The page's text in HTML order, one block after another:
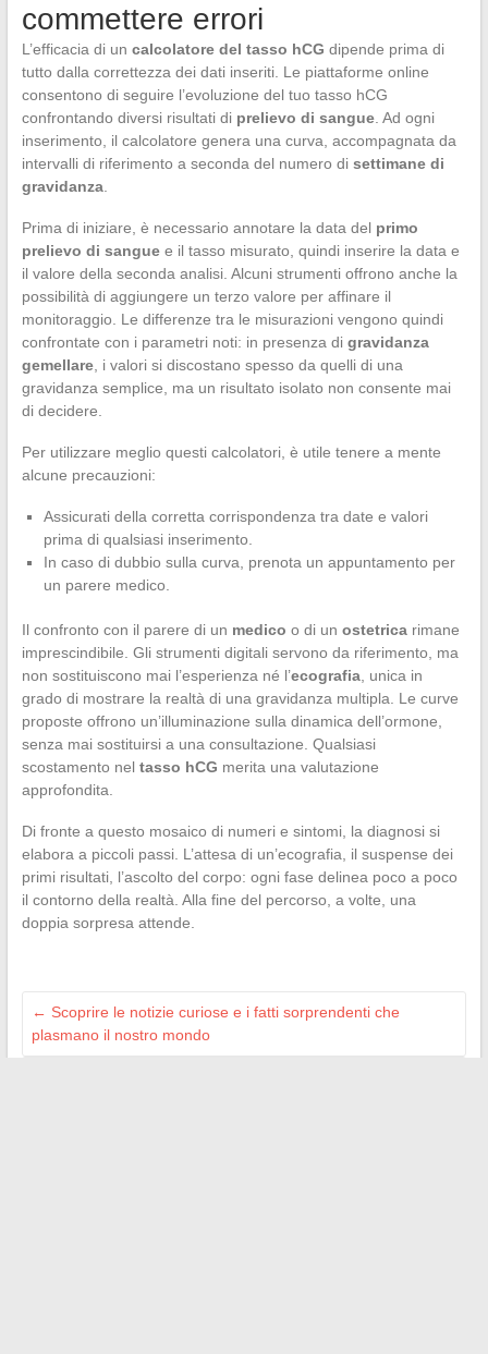
commettere errori
L’efficacia di un calcolatore del tasso hCG dipende prima di
tutto dalla correttezza dei dati inseriti. Le piattaforme online
consentono di seguire l’evoluzione del tuo tasso hCG
confrontando diversi risultati di prelievo di sangue. Ad ogni
inserimento, il calcolatore genera una curva, accompagnata da
intervalli di riferimento a seconda del numero di settimane di
gravidanza.
Prima di iniziare, è necessario annotare la data del primo
prelievo di sanguee il tasso misurato, quindi inserire la data e
il valore della seconda analisi. Alcuni strumenti offrono anche la
possibilità di aggiungere un terzo valore per affinare il
monitoraggio. Le differenze tra le misurazioni vengono quindi
confrontate con i parametri noti: in presenza di gravidanza
gemellare, i valori si discostano spesso da quelli di una
gravidanza semplice, ma un risultato isolato non consente mai
di decidere.
Per utilizzare meglio questi calcolatori, è utile tenere a mente
alcune precauzioni:
Assicurati della corretta corrispondenza tra date e valori
prima di qualsiasi inserimento.
In caso di dubbio sulla curva, prenota un appuntamento per
un parere medico.
Il confronto con il parere di un medico o di un ostetricarimane
imprescindibile. Gli strumenti digitali servono da riferimento, ma
non sostituiscono mai l’esperienza né l’ecografia, unica in
grado di mostrare la realtà di una gravidanza multipla. Le curve
proposte offrono un’illuminazione sulla dinamica dell’ormone,
senza mai sostituirsi a una consultazione. Qualsiasi
scostamento nel tasso hCG merita una valutazione
approfondita.
Di fronte a questo mosaico di numeri e sintomi, la diagnosi si
elabora a piccoli passi. L’attesa di un’ecografia, il suspense dei
primi risultati, l’ascolto del corpo: ogni fase delinea poco a poco
il contorno della realtà. Alla fine del percorso, a volte, una
doppia sorpresa attende.
← Scoprire le notizie curiose e i fatti sorprendenti che
plasmano il nostro mondo